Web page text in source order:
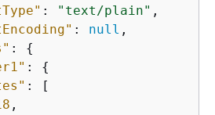
: "text/plain" ,
: null ,
: {
: {
: [
,